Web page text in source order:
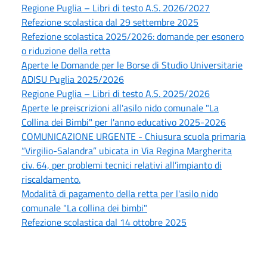
Regione Puglia – Libri di testo A.S. 2026/2027
Refezione scolastica dal 29 settembre 2025
Refezione scolastica 2025/2026: domande per esonero
o riduzione della retta
Aperte le Domande per le Borse di Studio Universitarie
ADISU Puglia 2025/2026
Regione Puglia – Libri di testo A.S. 2025/2026
Aperte le preiscrizioni all'asilo nido comunale "La
Collina dei Bimbi" per l'anno educativo 2025-2026
COMUNICAZIONE URGENTE - Chiusura scuola primaria
“Virgilio-Salandra” ubicata in Via Regina Margherita
civ. 64, per problemi tecnici relativi all’impianto di
riscaldamento.
Modalità di pagamento della retta per l'asilo nido
comunale "La collina dei bimbi"
Refezione scolastica dal 14 ottobre 2025